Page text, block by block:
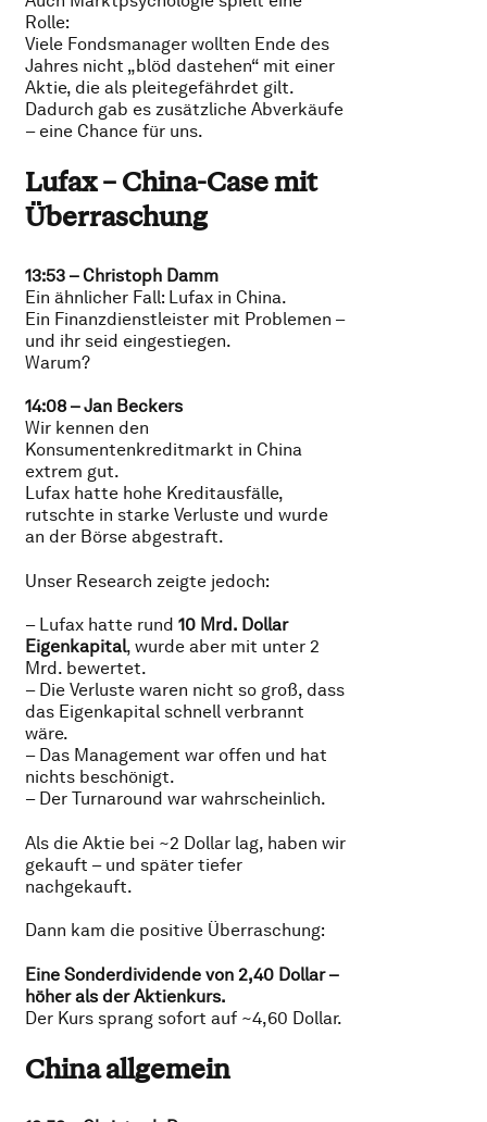
Rolle:
Viele Fondsmanager wollten Ende des
Jahres nicht „blöd dastehen“ mit einer
Aktie, die als pleitegefährdet gilt.
Dadurch gab es zusätzliche Abverkäufe
– eine Chance für uns.
Lufax – China-Case mit
Überraschung
13:53 – Christoph Damm
Ein ähnlicher Fall: Lufax in China.
Ein Finanzdienstleister mit Problemen –
und ihr seid eingestiegen.
Warum?
14:08 – Jan Beckers
Wir kennen den
Konsumentenkreditmarkt in China
extrem gut.
Lufax hatte hohe Kreditausfälle,
rutschte in starke Verluste und wurde
an der Börse abgestraft.
Unser Research zeigte jedoch:
– Lufax hatte rund10 Mrd. Dollar
Eigenkapital, wurde aber mit unter 2
Mrd. bewertet.
– Die Verluste waren nicht so groß, dass
das Eigenkapital schnell verbrannt
wäre.
– Das Management war offen und hat
nichts beschönigt.
– Der Turnaround war wahrscheinlich.
Als die Aktie bei ~2 Dollar lag, haben wir
gekauft – und später tiefer
nachgekauft.
Dann kam die positive Überraschung:
Eine Sonderdividende von 2,40 Dollar –
höher als der Aktienkurs.
Der Kurs sprang sofort auf ~4,60 Dollar.
China allgemein